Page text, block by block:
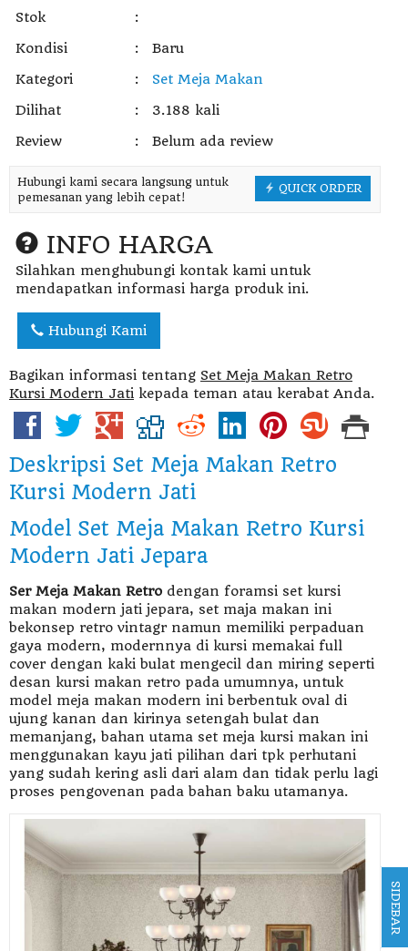
Stok
:
Kondisi
:
Baru
Kategori
:
Set Meja Makan
Dilihat
:
3.188 kali
Review
: Belum ada review
QUICK ORDER
Hubungi kami secara langsung untuk
pemesanan yang lebih cepat!
INFO HARGA
Silahkan menghubungi kontak kami untuk
mendapatkan informasi harga produk ini.
Hubungi Kami
Bagikan informasi tentang Set Meja Makan Retro
Kursi Modern Jati kepada teman atau kerabat Anda.
Deskripsi Set Meja Makan Retro
Kursi Modern Jati
Model Set Meja Makan Retro Kursi
Modern Jati Jepara
Ser Meja Makan Retro dengan foramsi set kursi
makan modern jati jepara, set maja makan ini
bekonsep retro vintagr namun memiliki perpaduan
gaya modern, modernnya di kursi memakai full
cover dengan kaki bulat mengecil dan miring seperti
desan kursi makan retro pada umumnya, untuk
model meja makan modern ini berbentuk oval di
ujung kanan dan kirinya setengah bulat dan
memanjang, bahan utama set meja kursi makan ini
menggunakan kayu jati pilihan dari tpk perhutani
yang sudah kering asli dari alam dan tidak perlu lagi
proses pengovenan pada bahan baku utamanya.
SIDEBAR